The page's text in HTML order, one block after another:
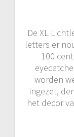
De XL
letters er
100
worden
ingezet,
het decor